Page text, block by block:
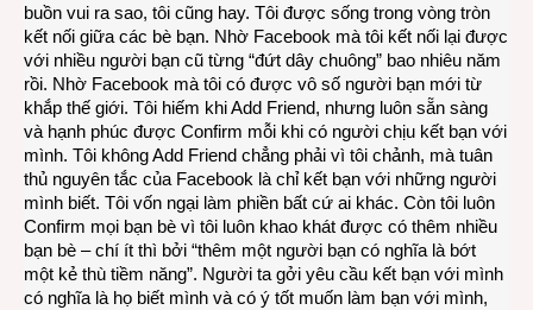
buồn vui ra sao, tôi cũng hay. Tôi được sống trong vòng tròn
kết nối giữa các bè bạn. Nhờ Facebook mà tôi kết nối lại được
với nhiều người bạn cũ từng “đứt dây chuông” bao nhiêu năm
rồi. Nhờ Facebook mà tôi có được vô số người bạn mới từ
khắp thế giới. Tôi hiếm khi Add Friend, nhưng luôn sẵn sàng
và hạnh phúc được Confirm mỗi khi có người chịu kết bạn với
mình. Tôi không Add Friend chẳng phải vì tôi chảnh, mà tuân
thủ nguyên tắc của Facebook là chỉ kết bạn với những người
mình biết. Tôi vốn ngại làm phiền bất cứ ai khác. Còn tôi luôn
Confirm mọi bạn bè vì tôi luôn khao khát được có thêm nhiều
bạn bè – chí ít thì bởi “thêm một người bạn có nghĩa là bớt
một kẻ thù tiềm năng”. Người ta gởi yêu cầu kết bạn với mình
có nghĩa là họ biết mình và có ý tốt muốn làm bạn với mình,